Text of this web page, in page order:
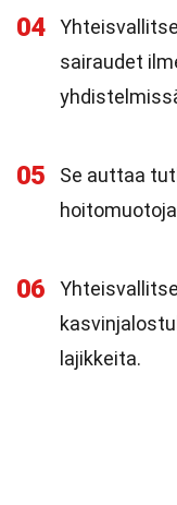
04
sairaudet
05
Se auttaa
06
lajikkeita.